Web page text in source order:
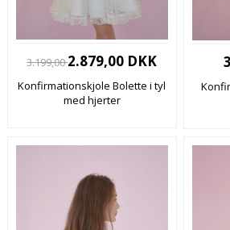
3.199,002.879,00 DKK
Konfirmationskjole Bolette i tyl
med hjerter